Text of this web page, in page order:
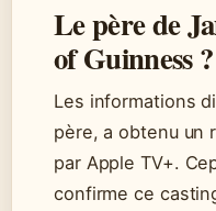
Le père de
of Guinness ?
Les informations
père, a obtenu un
par Apple TV+.
confirme ce